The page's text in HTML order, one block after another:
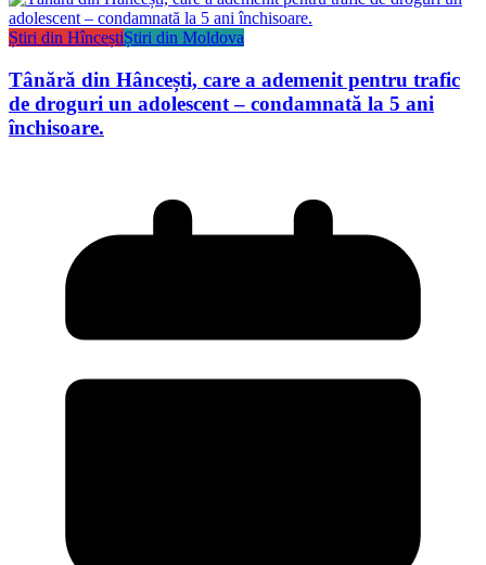
Știri din HînceștiȘtiri din Moldova
Tânără din Hâncești, care a ademenit pentru trafic
de droguri un adolescent – condamnată la 5 ani
închisoare.